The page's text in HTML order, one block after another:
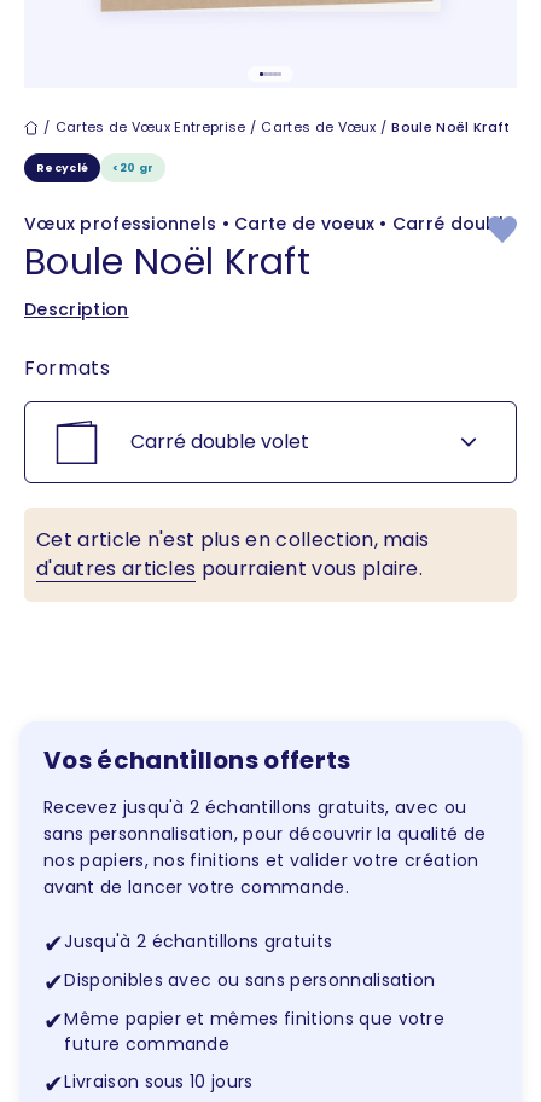
Cartes de vœux
Cartes de Vœux Entreprise Cartes de Vœux Boule Noël Kraft
Recyclé <20 gr
Vœux professionnels • Carte de voeux • Carré double
Boule Noël Kraft
Description
Formats
Carré double volet
Cet article n'est plus en collection, mais
d'autres articles pourraient vous plaire.
Vos échantillons offerts
Recevez jusqu'à 2 échantillons gratuits, avec ou
sans personnalisation, pour découvrir la qualité de
nos papiers, nos finitions et valider votre création
avant de lancer votre commande.
✔Jusqu'à 2 échantillons gratuits
✔Disponibles avec ou sans personnalisation
✔Même papier et mêmes finitions que votre
future commande
✔Livraison sous 10 jours